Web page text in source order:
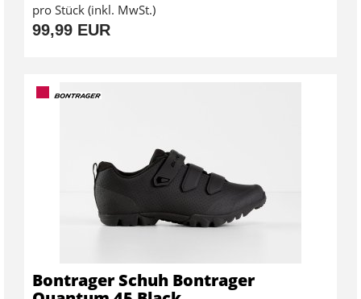
pro Stück (inkl. MwSt.)
99,99 EUR
Bontrager Schuh Bontrager